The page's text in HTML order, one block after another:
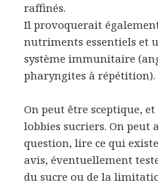
raffinés.
Il provoquerait
nutriments essentiels et
système immunitaire
pharyngites à répétition).
On peut être sceptique,
lobbies sucriers. On peut
question, lire ce qui
avis, éventuellement
du sucre ou de la